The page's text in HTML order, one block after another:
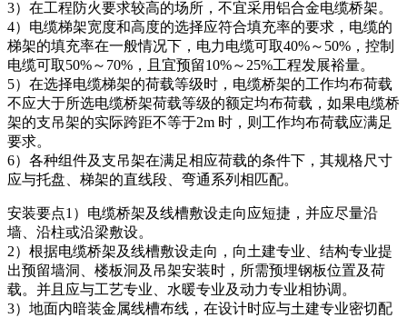
3）在工程防火要求较高的场所，不宜采用铝合金电缆桥架。
4）电缆梯架宽度和高度的选择应符合填充率的要求，电缆的
梯架的填充率在一般情况下，电力电缆可取40%～50%，控制
电缆可取50%～70%，且宜预留10%～25%工程发展裕量。
5）在选择电缆梯架的荷载等级时，电缆桥架的工作均布荷载
不应大于所选电缆桥架荷载等级的额定均布荷载，如果电缆桥
架的支吊架的实际跨距不等于2m 时，则工作均布荷载应满足
要求。
6）各种组件及支吊架在满足相应荷载的条件下，其规格尺寸
应与托盘、梯架的直线段、弯通系列相匹配。
安装要点1）电缆桥架及线槽敷设走向应短捷，并应尽量沿
墙、沿柱或沿梁敷设。
2）根据电缆桥架及线槽敷设走向，向土建专业、结构专业提
出预留墙洞、楼板洞及吊架安装时，所需预埋钢板位置及荷
载。并且应与工艺专业、水暖专业及动力专业相协调。
3）地面内暗装金属线槽布线，在设计时应与土建专业密切配